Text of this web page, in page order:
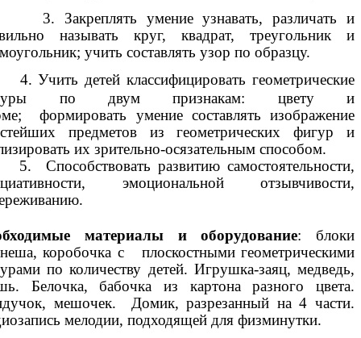
умение узнавать, различать и
называть круг, квадрат, треугольник и
учить составлять узор по образцу.
Учить детей классифицировать геометрические
по двум признакам: цвету и
формировать умение составлять изображение
предметов из геометрических фигур и
их зрительно-осязательным способом.
развитию самостоятельности,
эмоциональной отзывчивости,
материалы и оборудование: блоки
коробочка с плоскостными геометрическими
по количеству детей. Игрушка-заяц, медведь,
Белочка, бабочка из картона разного цвета.
мешочек. Домик, разрезанный на 4 части.
мелодии, подходящей для физминутки.